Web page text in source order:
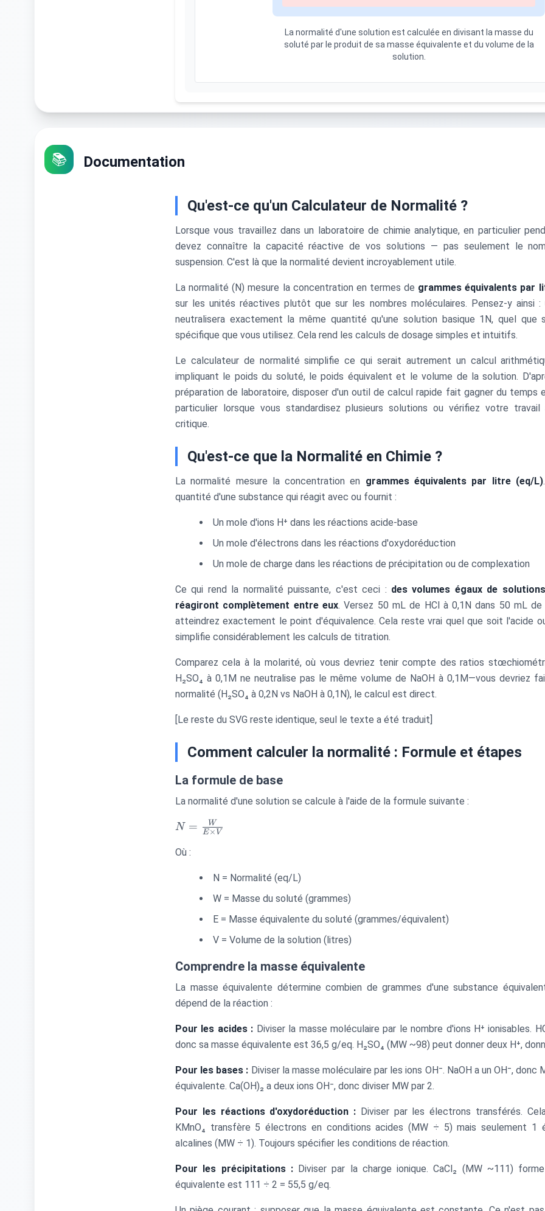
La normalité d'une solution est calculée en divisant la masse du
soluté par le produit de sa masse équivalente et du volume de la
solution.
📚 Documentation
Qu'est-ce qu'un Calculateur de Normalité ?
Lorsque vous travaillez dans un laboratoire de chimie analytique, en particulier
devez connaître la capacité réactive de vos solutions — pas seulement le
suspension. C'est là que la normalité devient incroyablement utile.
La normalité (N) mesure la concentration en termes de grammes équivalents par
sur les unités réactives plutôt que sur les nombres moléculaires. Pensez-y ainsi :
neutralisera exactement la même quantité qu'une solution basique 1N, quel que
spécifique que vous utilisez. Cela rend les calculs de dosage simples et intuitifs.
Le calculateur de normalité simplifie ce qui serait autrement un calcul
impliquant le poids du soluté, le poids équivalent et le volume de la solution.
préparation de laboratoire, disposer d'un outil de calcul rapide fait gagner du temps
particulier lorsque vous standardisez plusieurs solutions ou vérifiez votre travail
critique.
Qu'est-ce que la Normalité en Chimie ?
La normalité mesure la concentration en grammes équivalents par litre (eq/L)
quantité d'une substance qui réagit avec ou fournit :
Un mole d'ions H⁺ dans les réactions acide-base
Un mole d'électrons dans les réactions d'oxydoréduction
Un mole de charge dans les réactions de précipitation ou de complexation
Ce qui rend la normalité puissante, c'est ceci : des volumes égaux de
réagiront complètement entre eux. Versez 50 mL de HCl à 0,1N dans 50 mL de
atteindrez exactement le point d'équivalence. Cela reste vrai quel que soit l'acide
simplifie considérablement les calculs de titration.
Comparez cela à la molarité, où vous devriez tenir compte des ratios
H₂SO₄ à 0,1M ne neutralise pas le même volume de NaOH à 0,1M—vous devriez
normalité (H₂SO₄ à 0,2N vs NaOH à 0,1N), le calcul est direct.
[Le reste du SVG reste identique, seul le texte a été traduit]
Comment calculer la normalité : Formule et étapes
La formule de base
La normalité d'une solution se calcule à l'aide de la formule suivante :
N =
{E \times
N = E × V
W
Où :
N = Normalité (eq/L)
W = Masse du soluté (grammes)
E = Masse équivalente du soluté (grammes/équivalent)
V = Volume de la solution (litres)
Comprendre la masse équivalente
La masse équivalente détermine combien de grammes d'une substance
dépend de la réaction :
Pour les acides : Diviser la masse moléculaire par le nombre d'ions H⁺ ionisables.
donc sa masse équivalente est 36,5 g/eq. H₂SO₄ (MW ~98) peut donner deux H⁺,
Pour les bases : Diviser la masse moléculaire par les ions OH⁻. NaOH a un OH⁻, donc
équivalente. Ca(OH)₂ a deux ions OH⁻, donc diviser MW par 2.
Pour les réactions d'oxydoréduction : Diviser par les électrons transférés.
KMnO₄ transfère 5 électrons en conditions acides (MW ÷ 5) mais seulement 1
alcalines (MW ÷ 1). Toujours spécifier les conditions de réaction.
Pour les précipitations :Diviser par la charge ionique. CaCl₂ (MW ~111)
équivalente est 111 ÷ 2 = 55,5 g/eq.